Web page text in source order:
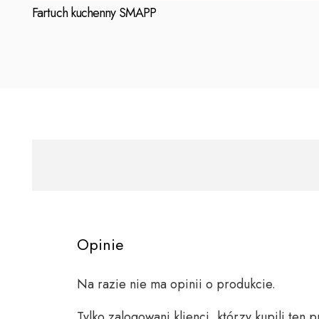
Fartuch kuchenny SMAPP
Opinie
Na razie nie ma opinii o produkcie.